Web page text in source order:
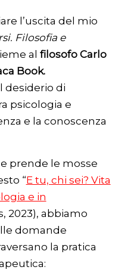
l’uscita del mio
Filosofia e
al filosofo Carlo
Book.
desiderio di
psicologia e
e la conoscenza
prende le mosse
“E tu, chi sei? Vita
e in
2023), abbiamo
domande
la pratica